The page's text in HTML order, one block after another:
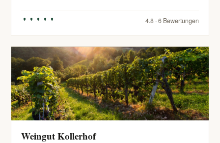
4.8 · 6 Bewertungen
Weingut Kollerhof